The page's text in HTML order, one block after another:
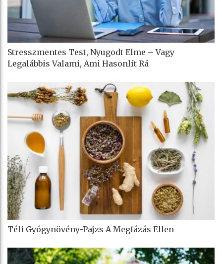
Stresszmentes Test, Nyugodt Elme – Vagy
Legalábbis Valami, Ami Hasonlít Rá
Téli Gyógynövény-Pajzs A Megfázás Ellen